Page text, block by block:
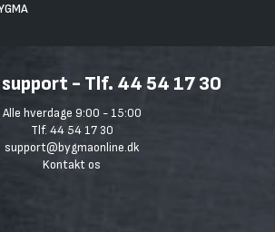
support - Tlf. 44 54 17 30
Alle hverdage 9:00 - 15:00
Tlf. 44 54 17 30
support@bygmaonline.dk
Kontakt os